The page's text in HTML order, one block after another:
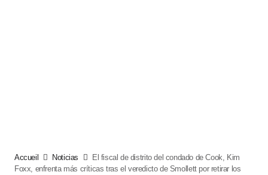
Accueil Noticias
El fiscal de distrito del condado de Cook, Kim
Foxx, enfrenta más críticas tras el veredicto de Smollett por retirar los